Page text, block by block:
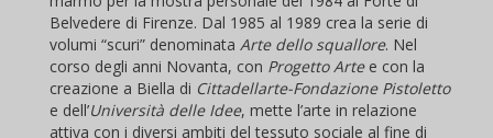
Belvedere di Firenze. Dal 1985 al 1989 crea la serie di
volumi “scuri” denominata Arte dello squallore. Nel
corso degli anni Novanta, con Progetto Artee con la
creazione a Biella di Cittadellarte-Fondazione Pistoletto
e dell’Università delle Idee, mette l’arte in relazione
attiva con i diversi ambiti del tessuto sociale al fine di